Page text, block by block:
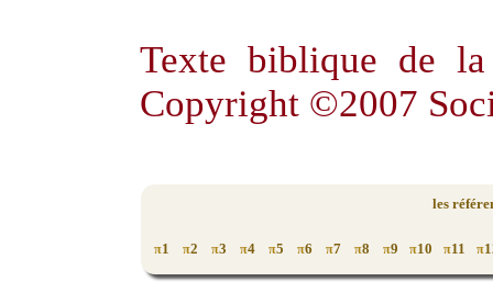
Texte biblique de
Copyright ©2007
les
π1 π2 π3 π4 π5 π6 π7 π8 π9 π10 π11 π